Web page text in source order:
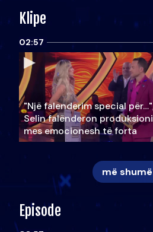
Klipe
02:57
"Një falenderim special
Selin falënderon
mes emocionesh të forta
më
Episode